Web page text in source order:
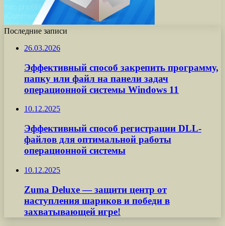
Последние записи
26.03.2026
Эффективный способ закрепить программу,
папку или файл на панели задач
операционной системы Windows 11
10.12.2025
Эффективный способ регистрации DLL-
файлов для оптимальной работы
операционной системы
10.12.2025
Zuma Deluxe — защити центр от
наступления шариков и победи в
захватывающей игре!